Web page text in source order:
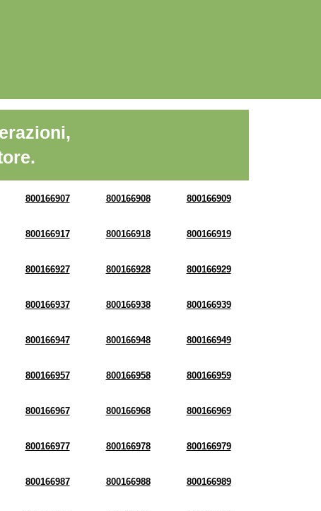
800166907 800166908 800166909
800166917 800166918 800166919
800166927 800166928 800166929
800166937 800166938 800166939
800166947 800166948 800166949
800166957 800166958 800166959
800166967 800166968 800166969
800166977 800166978 800166979
800166987 800166988 800166989